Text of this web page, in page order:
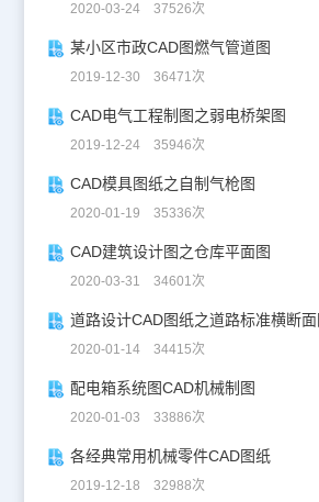
2020-03-24 37526次
某小区市政CAD图燃气管道图
2019-12-30 36471次
CAD电气工程制图之弱电桥架图
2019-12-24 35946次
CAD模具图纸之自制气枪图
2020-01-19 35336次
CAD建筑设计图之仓库平面图
2020-03-31 34601次
2020-01-14 34415次
配电箱系统图CAD机械制图
2020-01-03 33886次
各经典常用机械零件CAD图纸
2019-12-18 32988次